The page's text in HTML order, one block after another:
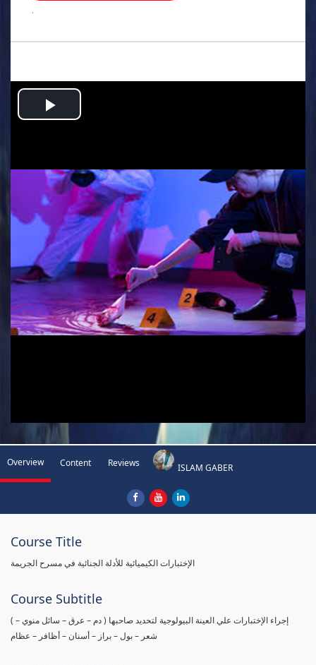
.
Play
Overview Content Reviews ISLAM GABER
Course Title
الإختبارات الكيميائية للأدلة الجنائية في مسرح الجريمة
Course Subtitle
( إجراء الإختبارات علي العينة البيولوجية لتحديد صاحبها ( دم – عرق – سائل منوي –
شعر – بول – براز – أسنان – أظافر – عظام